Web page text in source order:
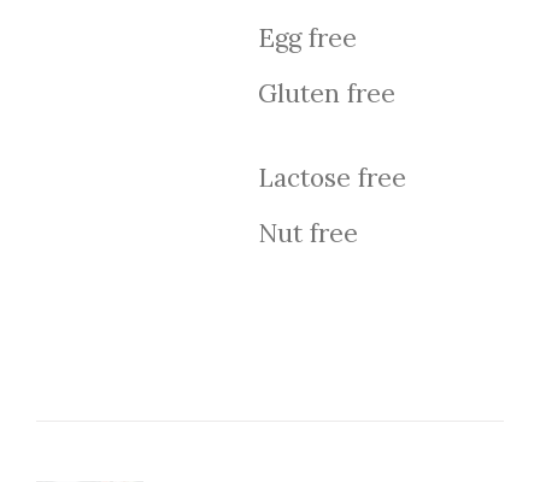
Egg free
Gluten free
Lactose free
Nut free